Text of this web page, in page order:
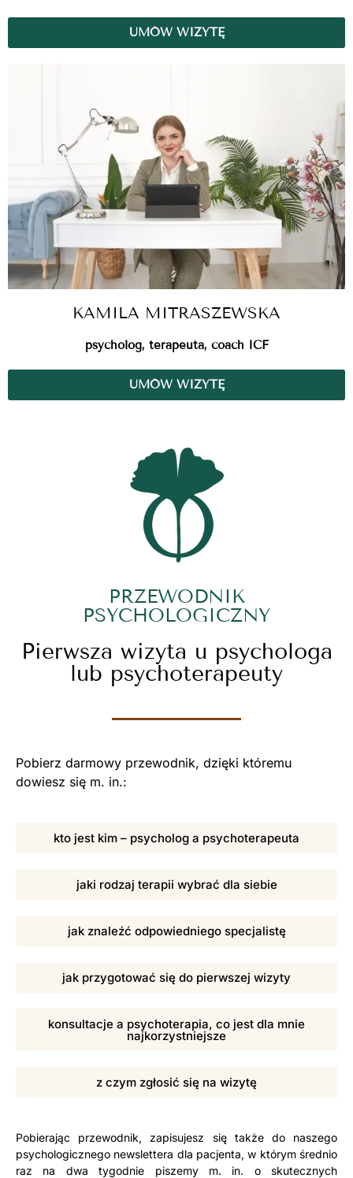
UMÓW WIZYTĘ
KAMILA MITRASZEWSKA
psycholog, terapeuta, coach ICF
UMÓW WIZYTĘ
PRZEWODNIK
PSYCHOLOGICZNY
Pierwsza wizyta u psychologa
lub psychoterapeuty
Pobierz darmowy przewodnik, dzięki któremu
dowiesz się m. in.:
kto jest kim – psycholog a psychoterapeuta
jaki rodzaj terapii wybrać dla siebie
jak znaleźć odpowiedniego specjalistę
jak przygotować się do pierwszej wizyty
konsultacje a psychoterapia, co jest dla mnie
najkorzystniejsze
z czym zgłosić się na wizytę
Pobierając przewodnik, zapisujesz się także do naszego
psychologicznego newslettera dla pacjenta, w którym średnio
raz na dwa tygodnie piszemy m. in. o skutecznych